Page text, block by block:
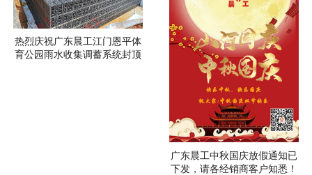
热烈庆祝广东晨工江门恩平体
育公园雨水收集调蓄系统封顶
广东晨工中秋国庆放假通知已
下发，请各经销商客户知悉！